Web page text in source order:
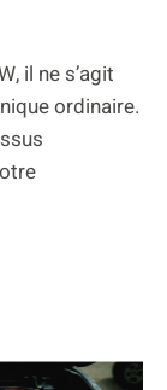
il ne s’agit
ordinaire.